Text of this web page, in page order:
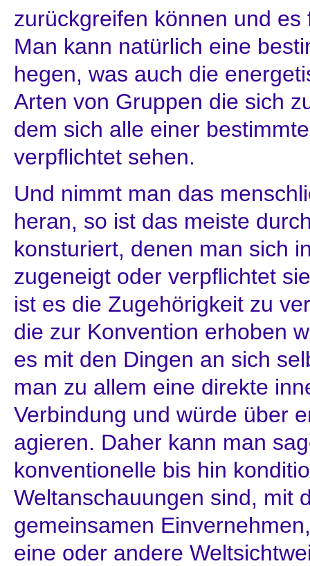
zurückgreifen können und
Man kann natürlich eine
hegen, was auch die
Arten von Gruppen die sich
dem sich alle einer
verpflichtet sehen.
Und nimmt man das
heran, so ist das meiste
konsturiert, denen man sich
zugeneigt oder verpflichtet
ist es die Zugehörigkeit zu
die zur Konvention erhoben
es mit den Dingen an sich
man zu allem eine direkte
Verbindung und würde über
agieren. Daher kann man
konventionelle bis hin
Weltanschauungen sind, mit
gemeinsamen
eine oder andere